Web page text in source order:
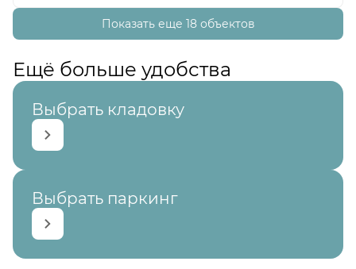
Показать еще 18 объектов
Ещё больше удобства
Выбрать кладовку
Выбрать паркинг